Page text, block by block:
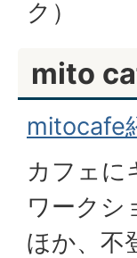
ク）
mito
mitocafe
カフェに
ワークシ
ほか、不